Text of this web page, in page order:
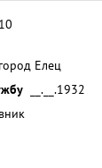
Елец
__.__.1932